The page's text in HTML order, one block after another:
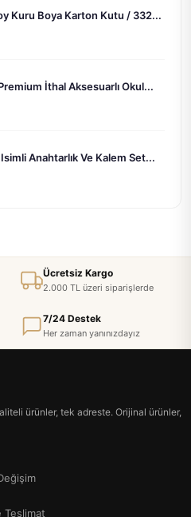
Kuru Boya Karton Kutu / 332...
İthal Aksesuarlı Okul...
Anahtarlık Ve Kalem Set...
Ücretsiz Kargo
2.000 TL üzeri siparişlerde
7/24 Destek
Her zaman yanınızdayız
ürünler, tek adreste. Orijinal ürünler,
Teslimat